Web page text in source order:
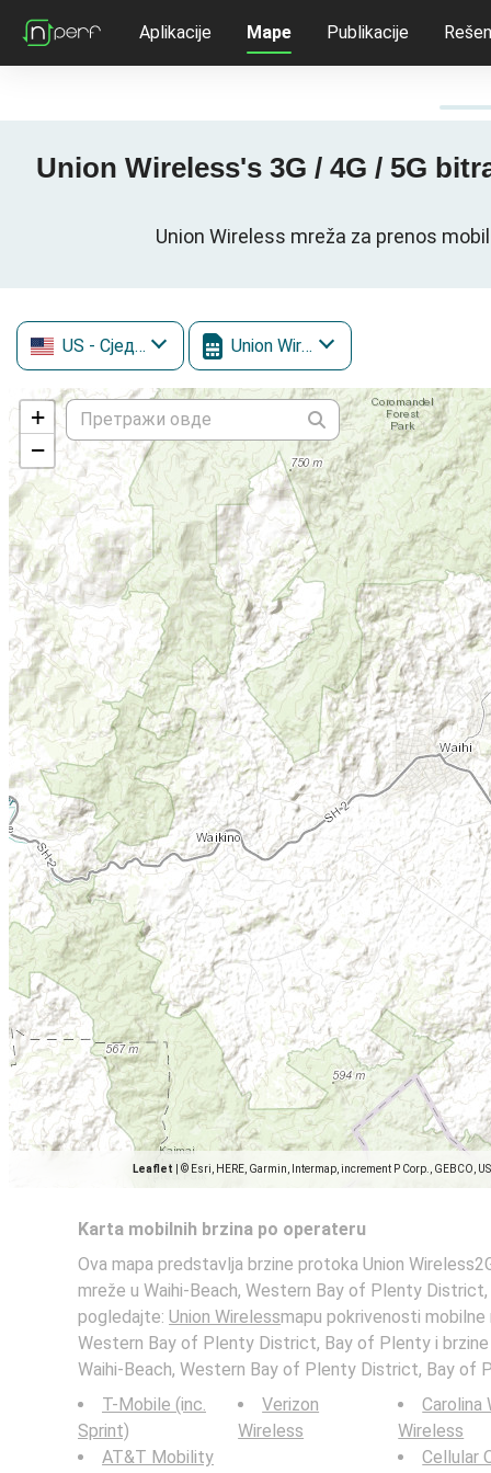
Aplikacije Mape Publikacije
Union Wireless's 3G / 4G / 5G
Union Wireless mreža za prenos
US - Сједињене Државе Union Wireless
+
−
Leaflet © Esri, HERE, Garmin, Intermap, increment P Corp., GEBCO,
Karta mobilnih brzina po operateru
Ova mapa predstavlja brzine protoka Union
mreže u Waihi-Beach, Western Bay of Plenty
pogledajte: Union Wirelessmapu pokrivenosti mobilne
Western Bay of Plenty District, Bay of Plenty i
Waihi-Beach, Western Bay of Plenty District, Bay of
T-Mobile (inc.
Sprint)
AT&T Mobility
Verizon
Wireless
Carolina
Wireless
Cellular